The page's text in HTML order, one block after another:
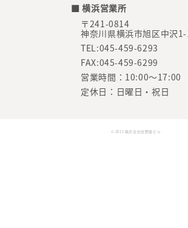
■ 横浜営業所
〒241-0814
神奈川県横浜市旭区中沢1-
TEL:045-459-6293
FAX:045-459-6299
営業時間：10:00～17:00
定休日：日曜日・祝日
© 2021 株式会社吉野屋ビル